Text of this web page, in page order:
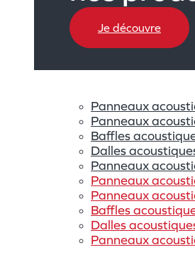
Je découvre
Panneaux
Panneaux
Baffles
Dalles
Panneaux
Panneaux
Panneaux
Baffles
Dalles
Panneaux